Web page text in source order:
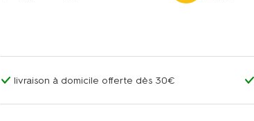
livraison à domicile offerte dès 30€